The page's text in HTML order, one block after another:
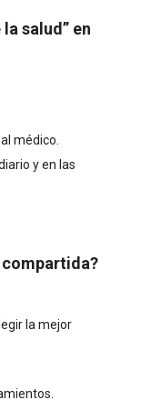
salud” en
médico.
y en las
compartida?
la mejor